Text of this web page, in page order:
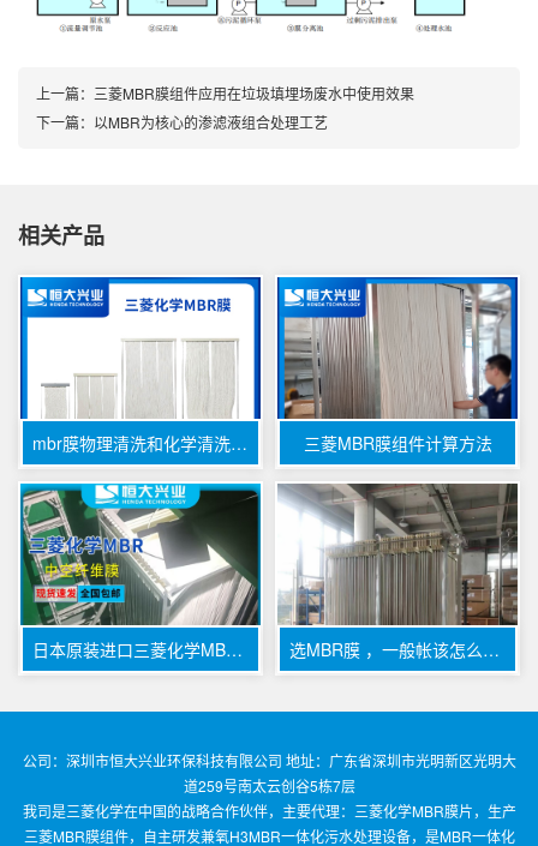
上一篇： 三菱MBR膜组件应用在垃圾填埋场废水中使用效果
下一篇： 以MBR为核心的渗滤液组合处理工艺
相关产品
mbr膜物理清洗和化学清洗区别 三菱MBR膜组件计算方法
日本原装进口三菱化学MBR膜 —— 适用于工业污水的高效过滤解决方案 选MBR膜 ，一般帐该怎么算，选品牌该咋选，不同废水用什么工艺
公司：深圳市恒大兴业环保科技有限公司 地址：广东省深圳市光明新区光明大
道259号南太云创谷5栋7层
我司是三菱化学在中国的战略合作伙伴，主要代理：三菱化学MBR膜片，生产
三菱MBR膜组件，自主研发兼氧H3MBR一体化污水处理设备，是MBR一体化